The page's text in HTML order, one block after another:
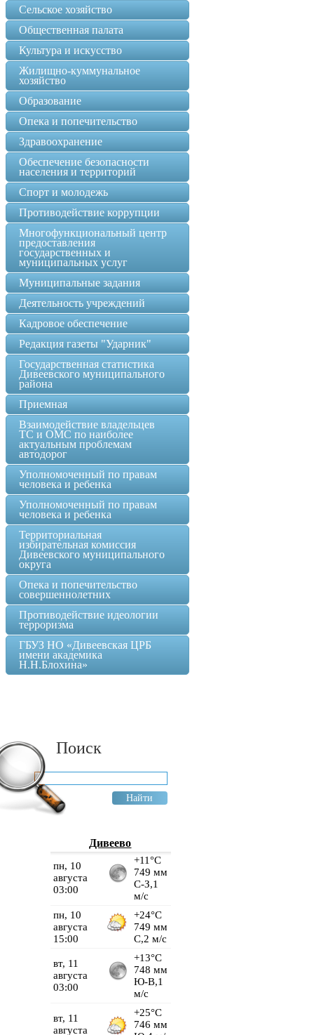
Сельское хозяйство
Общественная палата
Культура и искусство
Жилищно-куммунальное
хозяйство
Образование
Опека и попечительство
Здравоохранение
Обеспечение безопасности
населения и территорий
Спорт и молодежь
Противодействие коррупции
Многофункциональный центр
предоставления
государственных и
муниципальных услуг
Муниципальные задания
Деятельность учреждений
Кадровое обеспечение
Редакция газеты "Ударник"
Государственная статистика
Дивеевского муниципального
района
Приемная
Взаимодействие владельцев
ТС и ОМС по наиболее
актуальным проблемам
автодорог
Уполномоченный по правам
человека и ребенка
Уполномоченный по правам
человека и ребенка
Территориальная
избирательная комиссия
Дивеевского муниципального
округа
Опека и попечительство
совершеннолетних
Противодействие идеологии
терроризма
ГБУЗ НО «Дивеевская ЦРБ
имени академика
Н.Н.Блохина»
Поиск
Дивеево